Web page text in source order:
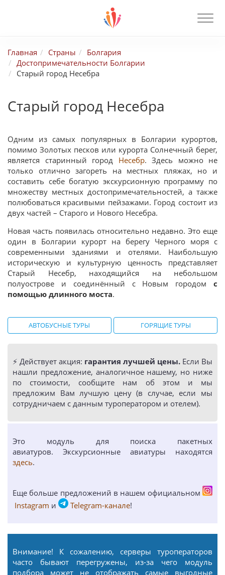
Главная Страны
Болгария
Достопримечательности Болгарии
Старый город Несебра
Старый город Несебра
Одним из самых популярных в Болгарии курортов,
помимо Золотых песков или курорта Солнечный берег,
является старинный город Несебр. Здесь можно не
только отлично загореть на местных пляжах, но и
составить себе богатую экскурсионную программу по
множеству местных достопримечательностей, а также
полюбоваться красивыми пейзажами. Город состоит из
двух частей – Старого и Нового Несебра.
Новая часть появилась относительно недавно. Это еще
один в Болгарии курорт на берегу Черного моря с
современными зданиями и отелями. Наибольшую
историческую и культурную ценность представляет
Старый Несебр, находящийся на небольшом
полуострове и соединённый с Новым городом с
помощью длинного моста.
АВТОБУСНЫЕ ТУРЫ ГОРЯЩИЕ ТУРЫ
⚡️ Действует акция: гарантия лучшей цены. Если Вы
нашли предложение, аналогичное нашему, но ниже
по стоимости, сообщите нам об этом и мы
предложим Вам лучшую цену (в случае, если мы
сотрудничаем с данным туроператором и отелем).
Это модуль для поиска пакетных
авиатуров. Экскурсионные авиатуры находятся
здесь.
Еще больше предложений в нашем официальном
Instagram и Telegram-канале!
Внимание! К сожалению, серверы туроператоров
часто бывают перегружены, из-за чего модуль
подбора может не отображать самые выгодные